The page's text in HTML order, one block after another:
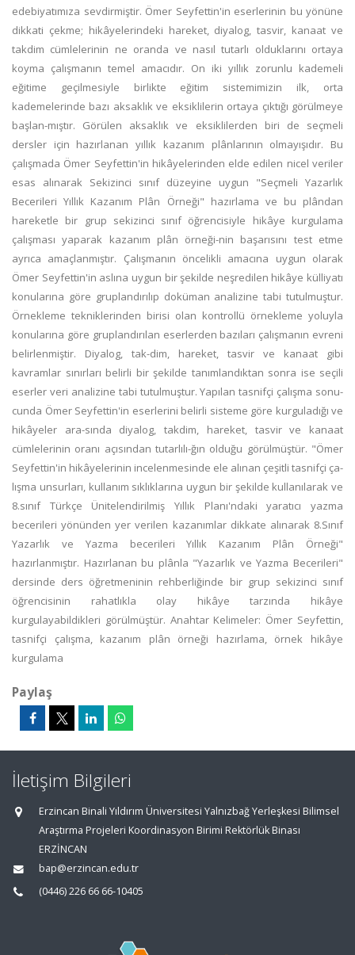
edebiyatımıza sevdirmiştir. Ömer Seyfettin'in eserlerinin bu yönüne
dikkati çekme; hikâyelerindeki hareket, diyalog, tasvir, kanaat ve
takdim cümlelerinin ne oranda ve nasıl tutarlı olduklarını ortaya
koyma çalışmanın temel amacıdır. On iki yıllık zorunlu kademeli
eğitime geçilmesiyle birlikte eğitim sistemimizin ilk, orta
kademelerinde bazı aksaklık ve eksiklilerin ortaya çıktığı görülmeye
başlan-mıştır. Görülen aksaklık ve eksiklilerden biri de seçmeli
dersler için hazırlanan yıllık kazanım plânlarının olmayışıdır. Bu
çalışmada Ömer Seyfettin'in hikâyelerinden elde edilen nicel veriler
esas alınarak Sekizinci sınıf düzeyine uygun "Seçmeli Yazarlık
Becerileri Yıllık Kazanım Plân Örneği" hazırlama ve bu plândan
hareketle bir grup sekizinci sınıf öğrencisiyle hikâye kurgulama
çalışması yaparak kazanım plân örneği-nin başarısını test etme
ayrıca amaçlanmıştır. Çalışmanın öncelikli amacına uygun olarak
Ömer Seyfettin'in aslına uygun bir şekilde neşredilen hikâye külliyatı
konularına göre gruplandırılıp doküman analizine tabi tutulmuştur.
Örnekleme tekniklerinden birisi olan kontrollü örnekleme yoluyla
konularına göre gruplandırılan eserlerden bazıları çalışmanın evreni
belirlenmiştir. Diyalog, tak-dim, hareket, tasvir ve kanaat gibi
kavramlar sınırları belirli bir şekilde tanımlandıktan sonra ise seçili
eserler veri analizine tabi tutulmuştur. Yapılan tasnifçi çalışma sonu-
cunda Ömer Seyfettin'in eserlerini belirli sisteme göre kurguladığı ve
hikâyeler ara-sında diyalog, takdim, hareket, tasvir ve kanaat
cümlelerinin oranı açısından tutarlılı-ğın olduğu görülmüştür. "Ömer
Seyfettin'in hikâyelerinin incelenmesinde ele alınan çeşitli tasnifçi ça-
lışma unsurları, kullanım sıklıklarına uygun bir şekilde kullanılarak ve
8.sınıf Türkçe Ünitelendirilmiş Yıllık Planı'ndaki yaratıcı yazma
becerileri yönünden yer verilen kazanımlar dikkate alınarak 8.Sınıf
Yazarlık ve Yazma becerileri Yıllık Kazanım Plân Örneği"
hazırlanmıştır. Hazırlanan bu plânla "Yazarlık ve Yazma Becerileri"
dersinde ders öğretmeninin rehberliğinde bir grup sekizinci sınıf
öğrencisinin rahatlıkla olay hikâye tarzında hikâye
kurgulayabildikleri görülmüştür. Anahtar Kelimeler: Ömer Seyfettin,
tasnifçi çalışma, kazanım plân örneği hazırlama, örnek hikâye
kurgulama
Paylaş
İletişim Bilgileri
Erzincan Binali Yıldırım Üniversitesi Yalnızbağ Yerleşkesi Bilimsel
Araştırma Projeleri Koordinasyon Birimi Rektörlük Binası
ERZİNCAN
bap@erzincan.edu.tr
(0446) 226 66 66-10405